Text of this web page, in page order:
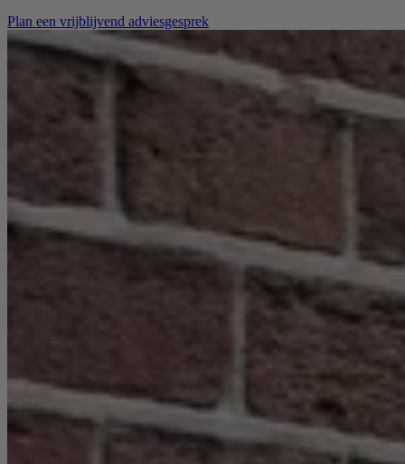
Plan een vrijblijvend adviesgesprek